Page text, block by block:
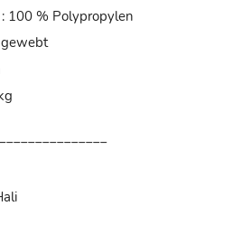
100 % Polypropylen